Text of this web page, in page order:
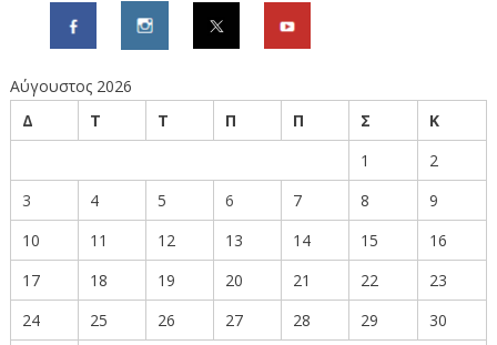
Αύγουστος 2026
Δ
Τ Τ Π Π Σ
Κ
1
2
3
4 5 6 7 8
9
10
11 12 13 14 15
16
17
18 19 20 21 22
23
24
25 26 27 28 29
30